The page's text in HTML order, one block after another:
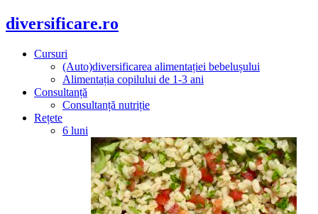
diversificare.ro
Cursuri
(Auto)diversificarea alimentației bebelușului
Alimentația copilului de 1-3 ani
Consultanță
Consultanță nutriție
Rețete
6 luni